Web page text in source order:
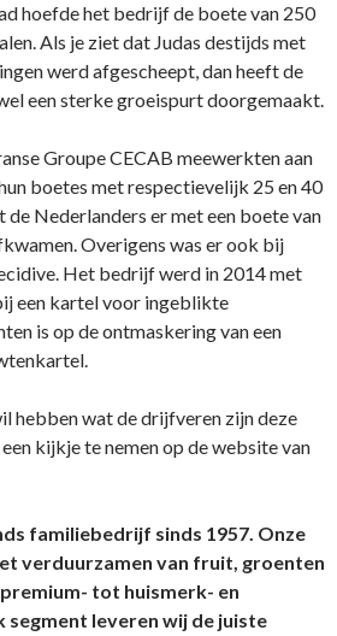
hoefde het bedrijf de boete van 250
Als je ziet dat Judas destijds met
werd afgescheept, dan heeft de
een sterke groeispurt doorgemaakt.
Groupe CECAB meewerkten aan
boetes met respectievelijk 25 en 40
Nederlanders er met een boete van
Overigens was er ook bij
Het bedrijf werd in 2014 met
een kartel voor ingeblikte
is op de ontmaskering van een
hebben wat de drijfveren zijn deze
kijkje te nemen op de website van
familiebedrijf sinds 1957. Onze
verduurzamen van fruit, groenten
tot huismerk- en
segment leveren wij de juiste